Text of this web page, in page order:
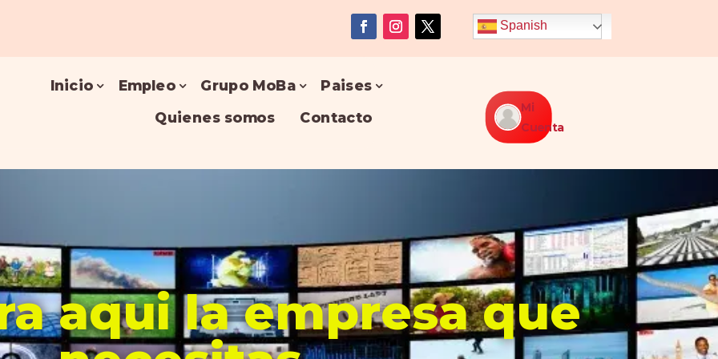
Spanish
Inicio Empleo Grupo MoBa
Paises
Quienes somos
Contacto
Mi
Cuenta
aqui la empresa que